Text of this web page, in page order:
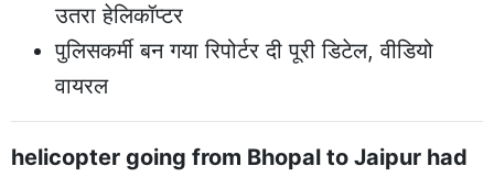
उतरा हेलिकॉप्टर
पुलिसकर्मी बन गया रिपोर्टर दी पूरी डिटेल, वीडियो
वायरल
helicopter going from Bhopal to Jaipur had